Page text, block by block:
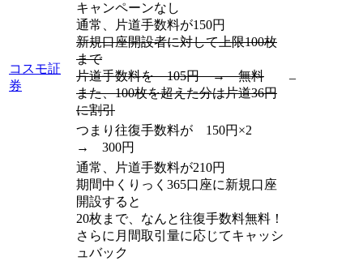
コスモ証
券
キャンペーンなし
通常、片道手数料が150円
新規口座開設者に対して上限100枚
まで
片道手数料を 105円 → 無料
また、100枚を超えた分は片道36円
に割引
–
つまり往復手数料が 150円×2
→ 300円
通常、片道手数料が210円
期間中くりっく365口座に新規口座
開設すると
20枚まで、なんと往復手数料無料！
さらに月間取引量に応じてキャッシ
ュバック